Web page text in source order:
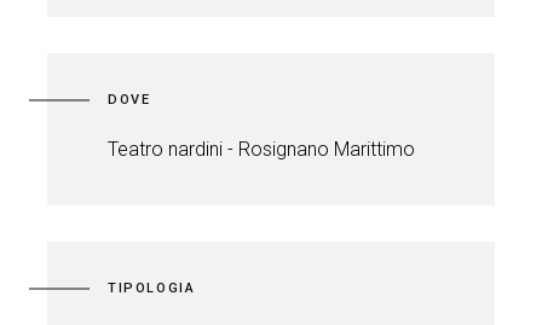
DOVE
Teatro nardini - Rosignano Marittimo
TIPOLOGIA